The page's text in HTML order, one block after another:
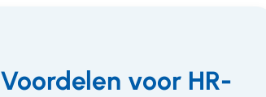
Voordelen voor HR-